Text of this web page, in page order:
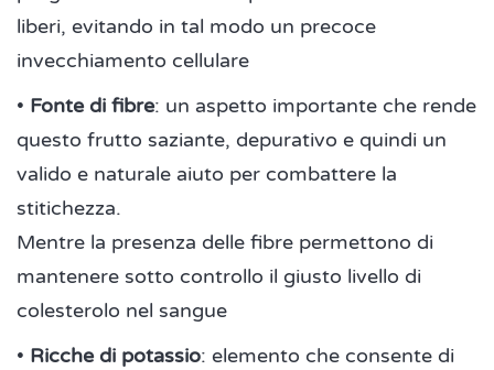
liberi, evitando in tal modo un precoce
invecchiamento cellulare
• Fonte di fibre: un aspetto importante che rende
questo frutto saziante, depurativo e quindi un
valido e naturale aiuto per combattere la
stitichezza.
Mentre la presenza delle fibre permettono di
mantenere sotto controllo il giusto livello di
colesterolo nel sangue
• Ricche di potassio: elemento che consente di